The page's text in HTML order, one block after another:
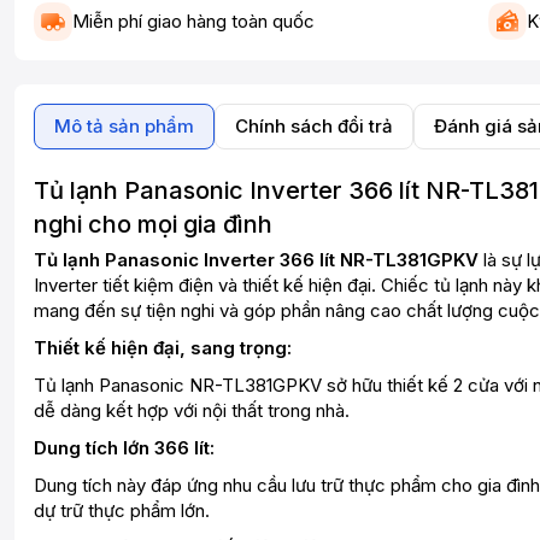
Miễn phí giao hàng toàn quốc
Mô tả sản phẩm Chính sách đổi trả Đánh giá
Tủ lạnh Panasonic Inverter 366 lít NR-
nghi cho mọi gia đình
Tủ lạnh Panasonic Inverter 366 lít NR-TL381GPKV là sự
Inverter tiết kiệm điện và thiết kế hiện đại. Chiếc tủ lạnh này
mang đến sự tiện nghi và góp phần nâng cao chất lượng
Thiết kế hiện đại, sang trọng:
Tủ lạnh Panasonic NR-TL381GPKV sở hữu thiết kế 2 cửa
dễ dàng kết hợp với nội thất trong nhà.
Dung tích lớn 366 lít:
Dung tích này đáp ứng nhu cầu lưu trữ thực phẩm cho gia
dự trữ thực phẩm lớn.